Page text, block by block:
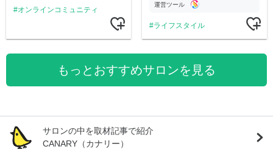
オンラインコミュニティ
運営ツール
ライフスタイル
もっとおすすめサロンを見る
サロンの中を取材記事で紹介
CANARY（カナリー）